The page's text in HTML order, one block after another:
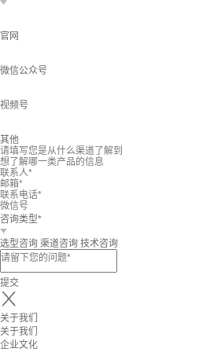
官网
微信公众号
视频号
其他
咨询类型*
选型咨询 渠道咨询 技术咨询
提交
关于我们
关于我们
企业文化